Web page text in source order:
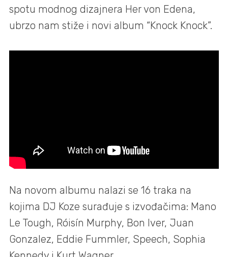
spotu modnog dizajnera Her von Edena,
ubrzo nam stiže i novi album “Knock Knock”.
Na novom albumu nalazi se 16 traka na
kojima DJ Koze surađuje s izvođačima: Mano
Le Tough, Róisín Murphy, Bon Iver, Juan
Gonzalez, Eddie Fummler, Speech, Sophia